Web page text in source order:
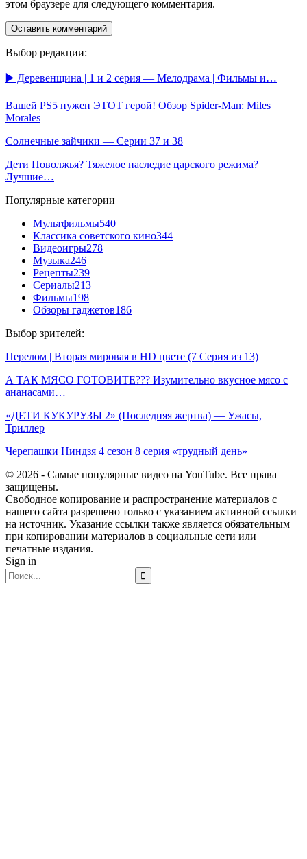
этом браузере для следующего комментария.
Выбор редакции:
▶️ Деревенщина | 1 и 2 серия — Мелодрама | Фильмы и…
Вашей PS5 нужен ЭТОТ герой! Обзор Spider-Man: Miles
Morales
Солнечные зайчики — Серии 37 и 38
Дети Поволжья? Тяжелое наследие царского режима?
Лучшие…
Популярные категории
Мультфильмы540
Классика советского кино344
Видеоигры278
Музыка246
Рецепты239
Сериалы213
Фильмы198
Обзоры гаджетов186
Выбор зрителей:
Перелом | Вторая мировая в HD цвете (7 Серия из 13)
А ТАК МЯСО ГОТОВИТЕ??? Изумительно вкусное мясо с
ананасами…
«ДЕТИ КУКУРУЗЫ 2» (Последняя жертва) — Ужасы,
Триллер
Черепашки Ниндзя 4 сезон 8 серия «трудный день»
© 2026 - Самые популярные видео на YouTube. Все права
защищены.
Свободное копирование и распространение материалов с
нашего сайта разрешено только с указанием активной ссылки
на источник. Указание ссылки также является обязательным
при копировании материалов в социальные сети или
печатные издания.
Sign in